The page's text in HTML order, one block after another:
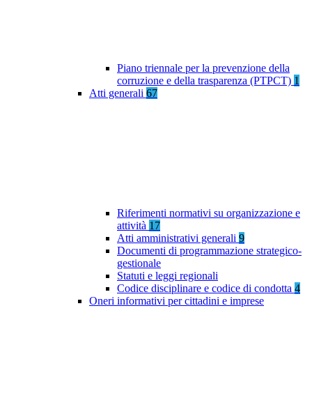
Piano triennale per la prevenzione della
corruzione e della trasparenza (PTPCT) 1
Atti generali 67
Riferimenti normativi su organizzazione e
attività 17
Atti amministrativi generali 9
Documenti di programmazione strategico-
gestionale
Statuti e leggi regionali
Codice disciplinare e codice di condotta 4
Oneri informativi per cittadini e imprese